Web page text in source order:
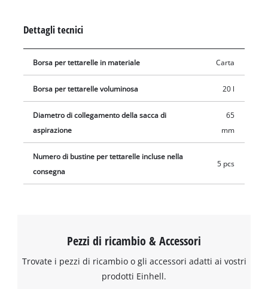
viene inserito nel contenitore di raccolta e l’ugello di
aspirazione viene collegato all’apertura del sacchetto (Ø 65
Dettagli tecnici
Borsa per tettarelle in materiale Carta
Borsa per tettarelle voluminosa 20 l
Diametro di collegamento della sacca di
aspirazione
65
mm
Numero di bustine per tettarelle incluse nella
consegna
5 pcs
Pezzi di ricambio & Accessori
Trovate i pezzi di ricambio o gli accessori adatti ai vostri
prodotti Einhell.